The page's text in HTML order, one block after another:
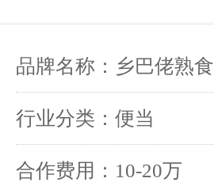
品牌名称：乡巴佬熟食
行业分类：便当
合作费用：10-20万